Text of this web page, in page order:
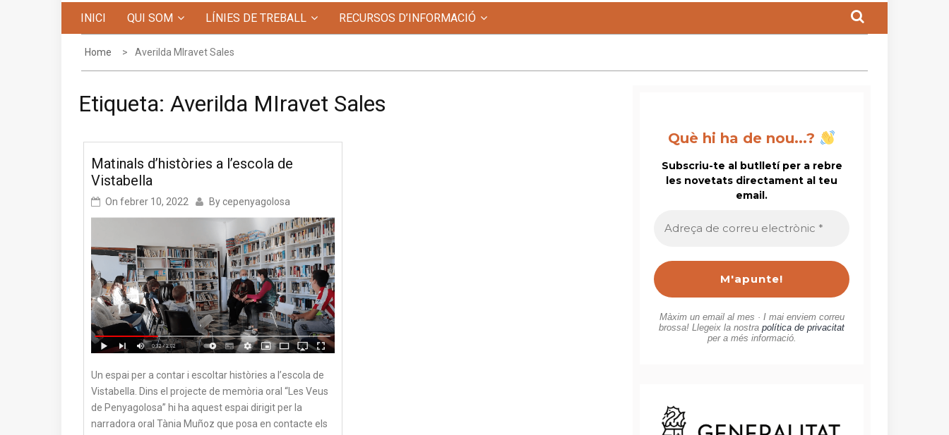
INICI QUI SOM LÍNIES DE TREBALL RECURSOS D’INFORMACIÓ
Home Averilda MIravet Sales
Etiqueta: Averilda MIravet Sales
Matinals d’històries a l’escola de
Vistabella
On febrer 10, 2022 By cepenyagolosa
Un espai per a contar i escoltar històries a l’escola de
Vistabella. Dins el projecte de memòria oral “Les Veus
de Penyagolosa” hi ha aquest espai dirigit per la
narradora oral Tània Muñoz que posa en contacte els
Què hi ha de nou...?
Subscriu-te al butlletí per a rebre
les novetats directament al teu
email.
de
*
Màxim un email al mes · I mai enviem correu
brossa! Llegeix la nostrapolítica de privacitat
per a més informació.